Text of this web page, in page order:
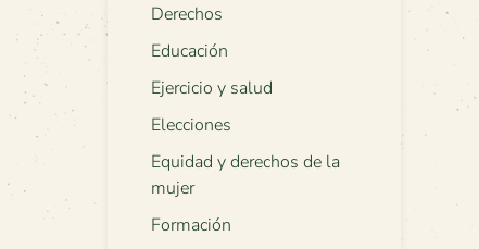
Derechos
Educación
Ejercicio y salud
Elecciones
Equidad y derechos de la
mujer
Formación